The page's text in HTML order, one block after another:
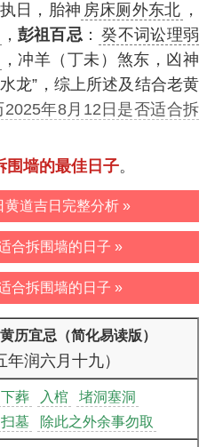
日，胎神 房床厕外东北 ，
， 彭祖百忌 ： 癸不词讼理弱
，冲羊（丁未）煞东，凶神
龙”，综上所述及结合老黄
2025年8月12日是否适合拆
围墙的最佳日子。
黄道吉日完整分析 »
合拆围墙的日子 »
合拆围墙的日子 »
历宜忌（简化易读版）
年润六月十九）
下葬 入棺
堵洞塞洞
扫墓
除此之外余事勿取